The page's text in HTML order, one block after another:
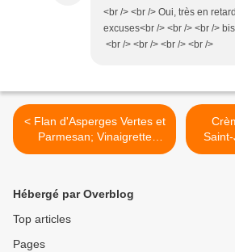
<br /> <br /> Oui, très en
excuses<br /> <br /> <br />
<br /> <br /> <br /> <br />
< Flan d'Asperges Vertes et
Parmesan; Vinaigrette
Mimosa
Hébergé par Overblog
Top articles
Pages